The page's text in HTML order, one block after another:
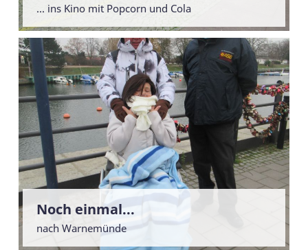
... ins Kino mit Popcorn und Cola
Noch einmal...
nach Warnemünde